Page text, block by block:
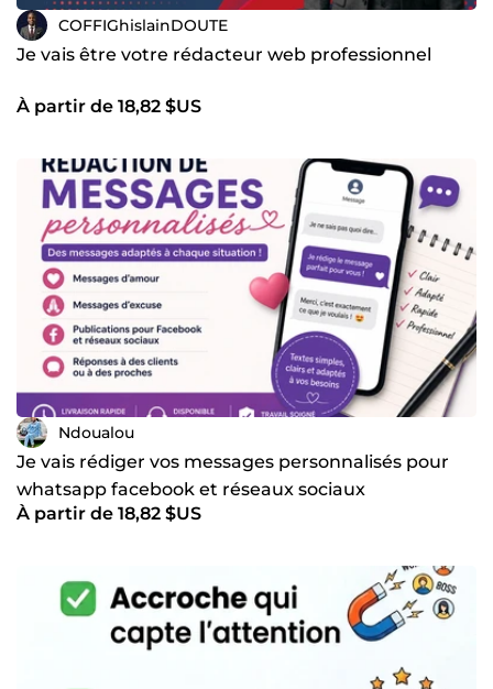
COFFIGhislainDOUTE
Je vais être votre rédacteur web professionnel
À partir de 18,82 $US
Ndoualou
Je vais rédiger vos messages personnalisés pour
whatsapp facebook et réseaux sociaux
À partir de 18,82 $US